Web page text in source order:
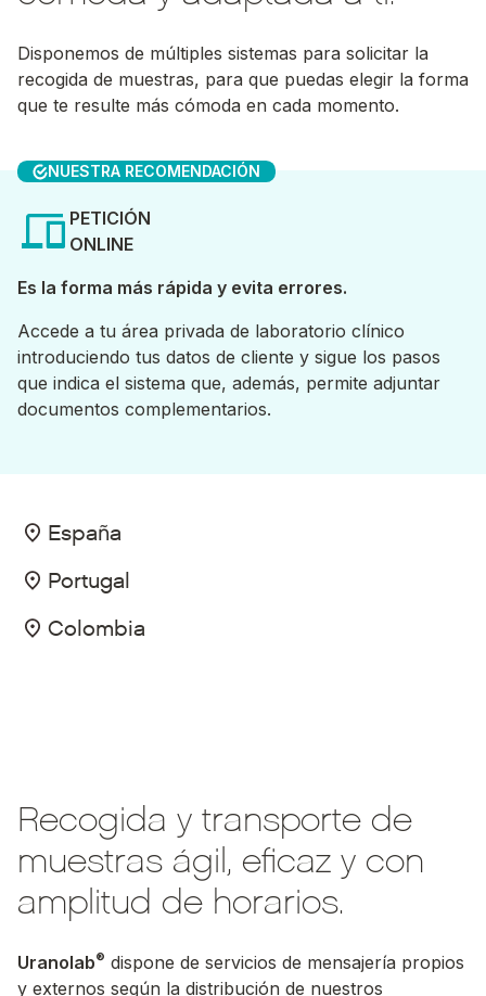
Disponemos de múltiples sistemas para solicitar la
recogida de muestras, para que puedas elegir la forma
que te resulte más cómoda en cada momento.
NUESTRA RECOMENDACIÓN
PETICIÓN
ONLINE
Es la forma más rápida y evita errores.
Accede a tu área privada de laboratorio clínico
introduciendo tus datos de cliente y sigue los pasos
que indica el sistema que, además, permite adjuntar
documentos complementarios.
España
Portugal
Colombia
Recogida y transporte de
muestras ágil, eficaz y con
amplitud de horarios.
Uranolab® dispone de servicios de mensajería propios
y externos según la distribución de nuestros